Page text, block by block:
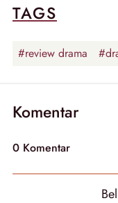
TAGS
#review drama
Komentar
0 Komentar